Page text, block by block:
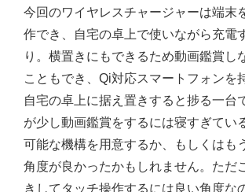
今回のワイヤレスチャージャーは端末
作でき、自宅の卓上で使いながら充電
り。横置きにもできるため動画鑑賞し
こともでき、Qi対応スマートフォンを
自宅の卓上に据え置きすると捗る一台
が少し動画鑑賞をするには寝すぎてい
可能な機構を用意するか、もしくはも
角度が良かったかもしれません。ただ
きしてタッチ操作するには良い角度な